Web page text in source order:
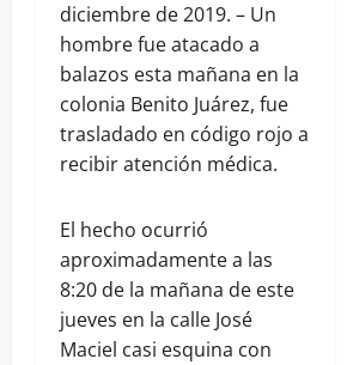
diciembre de 2019. – Un
hombre fue atacado a
balazos esta mañana en la
colonia Benito Juárez, fue
trasladado en código rojo a
recibir atención médica.
El hecho ocurrió
aproximadamente a las
8:20 de la mañana de este
jueves en la calle José
Maciel casi esquina con